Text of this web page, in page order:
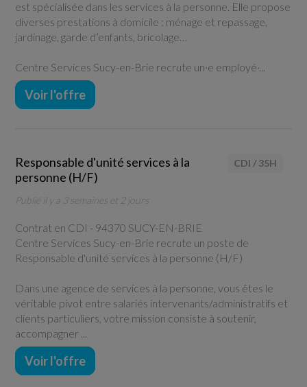
est spécialisée dans les services à la personne. Elle propose
diverses prestations à domicile : ménage et repassage,
jardinage, garde d’enfants, bricolage…
Centre Services Sucy-en-Brie recrute un·e employé·...
Voir l'offre
Responsable d'unité services à la
personne (H/F)
CDI/ 35H
Publié il y a 3 semaines et 2 jours
Contrat en CDI - 94370 SUCY-EN-BRIE
Centre Services Sucy-en-Brie recrute un poste de
Responsable d'unité services à la personne (H/F)
Dans une agence de services à la personne, vous êtes le
véritable pivot entre salariés intervenants/administratifs et
clients particuliers, votre mission consiste à soutenir,
accompagner ...
Voir l'offre